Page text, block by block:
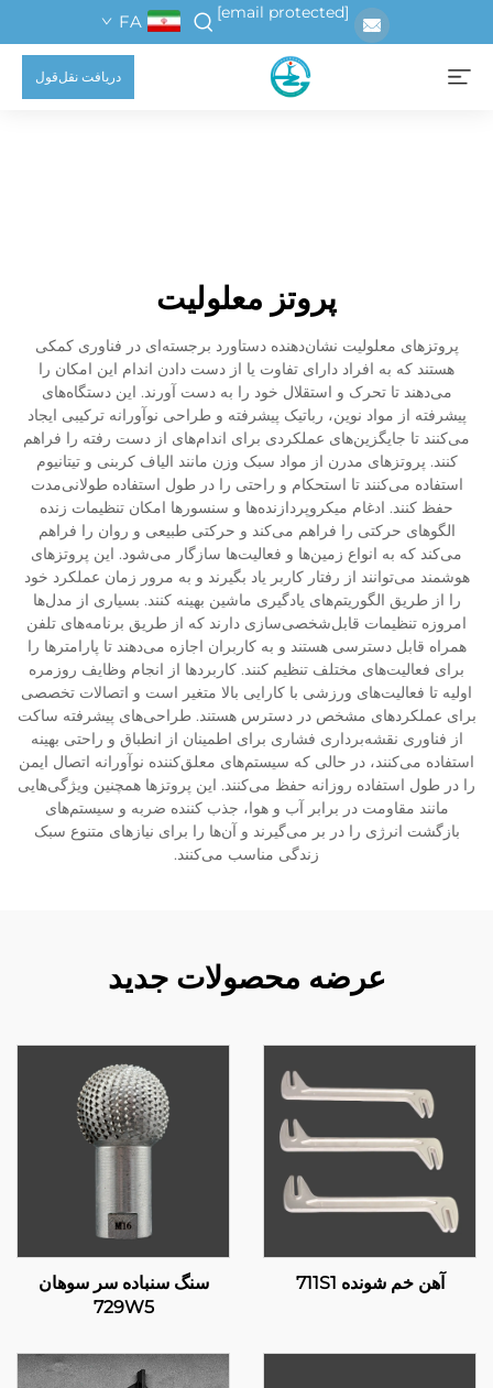
[email protected]
FA
دریافت نقل‌قول
پروتز معلولیت
پروتزهای معلولیت نشان‌دهنده دستاورد برجسته‌ای در فناوری کمکی
هستند که به افراد دارای تفاوت یا از دست دادن اندام این امکان را
می‌دهند تا تحرک و استقلال خود را به دست آورند. این دستگاه‌های
پیشرفته از مواد نوین، رباتیک پیشرفته و طراحی نوآورانه ترکیبی ایجاد
می‌کنند تا جایگزین‌های عملکردی برای اندام‌های از دست رفته را فراهم
کنند. پروتزهای مدرن از مواد سبک وزن مانند الیاف کربنی و تیتانیوم
استفاده می‌کنند تا استحکام و راحتی را در طول استفاده طولانی‌مدت
حفظ کنند. ادغام میکروپردازنده‌ها و سنسورها امکان تنظیمات زنده
الگوهای حرکتی را فراهم می‌کند و حرکتی طبیعی و روان را فراهم
می‌کند که به انواع زمین‌ها و فعالیت‌ها سازگار می‌شود. این پروتزهای
هوشمند می‌توانند از رفتار کاربر یاد بگیرند و به مرور زمان عملکرد خود
را از طریق الگوریتم‌های یادگیری ماشین بهینه کنند. بسیاری از مدل‌ها
امروزه تنظیمات قابل‌شخصی‌سازی دارند که از طریق برنامه‌های تلفن
همراه قابل دسترسی هستند و به کاربران اجازه می‌دهند تا پارامترها را
برای فعالیت‌های مختلف تنظیم کنند. کاربردها از انجام وظایف روزمره
اولیه تا فعالیت‌های ورزشی با کارایی بالا متغیر است و اتصالات تخصصی
برای عملکردهای مشخص در دسترس هستند. طراحی‌های پیشرفته ساکت
از فناوری نقشه‌برداری فشاری برای اطمینان از انطباق و راحتی بهینه
استفاده می‌کنند، در حالی که سیستم‌های معلق‌کننده نوآورانه اتصال ایمن
را در طول استفاده روزانه حفظ می‌کنند. این پروتزها همچنین ویژگی‌هایی
مانند مقاومت در برابر آب و هوا، جذب کننده ضربه و سیستم‌های
بازگشت انرژی را در بر می‌گیرند و آن‌ها را برای نیازهای متنوع سبک
زندگی مناسب می‌کنند.
عرضه محصولات جدید
آهن خم شونده 711S1
سنگ سنباده سر سوهان
729W5